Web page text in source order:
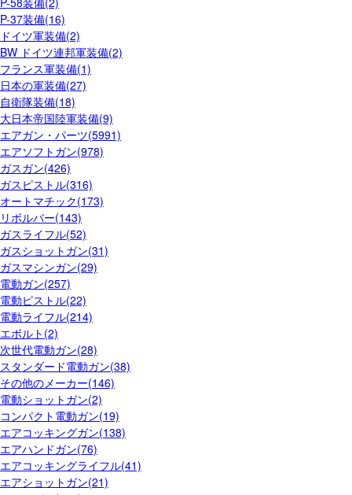
P-37装備(16)
ドイツ軍装備(2)
BW ドイツ連邦軍装備(2)
フランス軍装備(1)
日本の軍装備(27)
自衛隊装備(18)
大日本帝国陸軍装備(9)
エアガン・パーツ(5991)
エアソフトガン(978)
ガスガン(426)
ガスピストル(316)
オートマチック(173)
リボルバー(143)
ガスライフル(52)
ガスショットガン(31)
ガスマシンガン(29)
電動ガン(257)
電動ピストル(22)
電動ライフル(214)
エボルト(2)
次世代電動ガン(28)
スタンダード電動ガン(38)
その他のメーカー(146)
電動ショットガン(2)
コンパクト電動ガン(19)
エアコッキングガン(138)
エアハンドガン(76)
エアコッキングライフル(41)
エアショットガン(21)